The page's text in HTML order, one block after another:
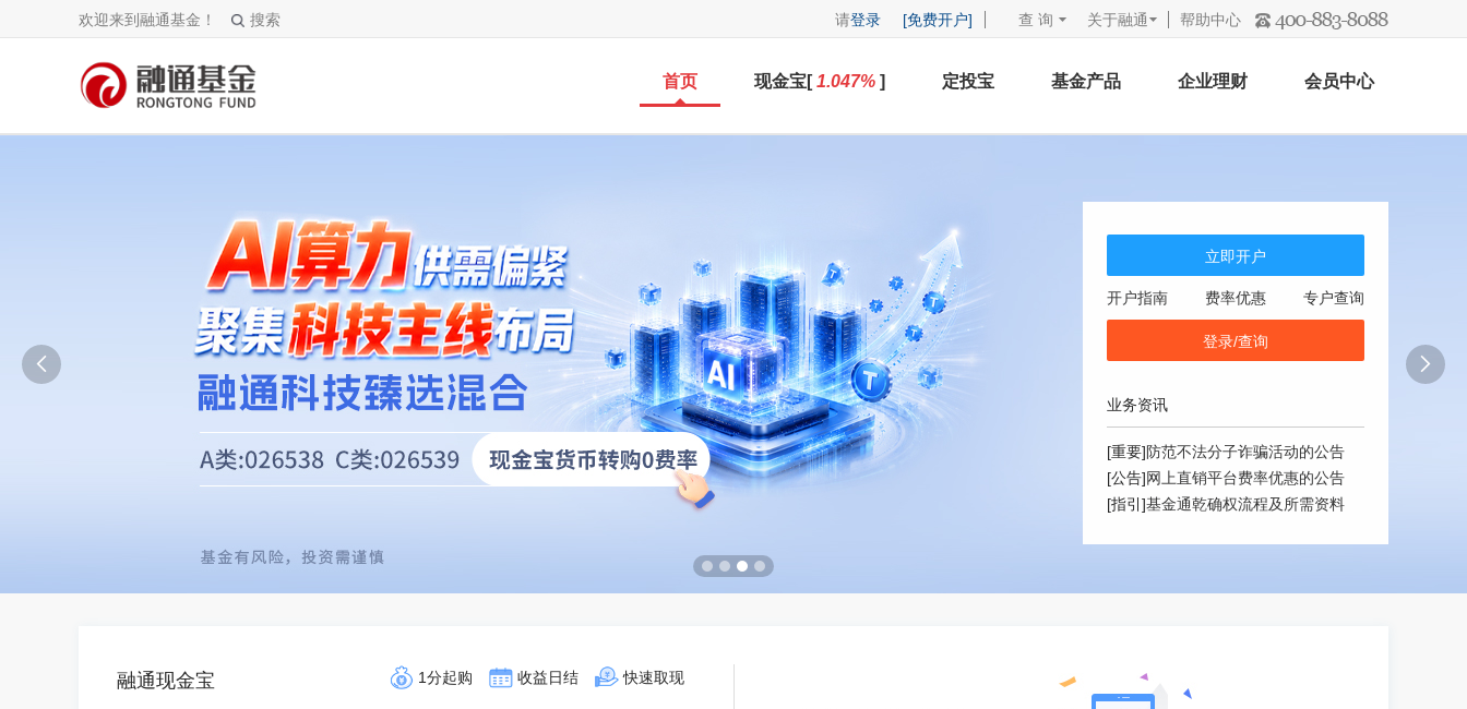
欢迎来到融通基金！ 搜索 请登录 [免费开户] 查 询 关于融通 帮助中心
首页 现金宝[1.047% ] 定投宝 基金产品 企业理财 会员中心
 
立即开户
开户指南 费率优惠 专户查询
登录/查询
业务资讯
[重要]防范不法分子诈骗活动的公告
[公告]网上直销平台费率优惠的公告
[指引]基金通乾确权流程及所需资料
融通现金宝 1分起购 收益日结 快速取现